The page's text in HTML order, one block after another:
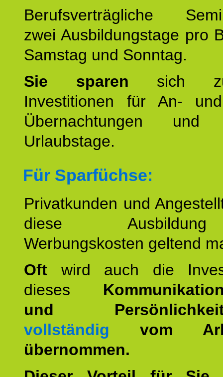
Berufsverträgliche
zwei Ausbildungstage pro
Samstag und Sonntag.
Sie sparen sich
Investitionen für An-
Übernachtungen und
Urlaubstage.
Für Sparfüchse:
Privatkunden und
diese
Werbungskosten geltend
Oft wird auch die
dieses
und
vollständig vom
übernommen.